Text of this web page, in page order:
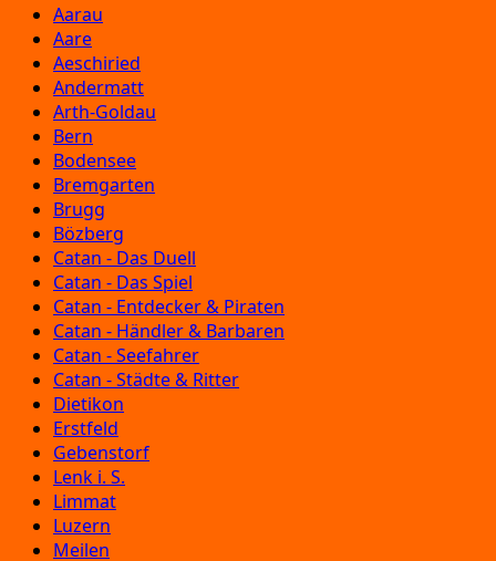
Aarau
Aare
Aeschiried
Andermatt
Arth-Goldau
Bern
Bodensee
Bremgarten
Brugg
Bözberg
Catan - Das Duell
Catan - Das Spiel
Catan - Entdecker & Piraten
Catan - Händler & Barbaren
Catan - Seefahrer
Catan - Städte & Ritter
Dietikon
Erstfeld
Gebenstorf
Lenk i. S.
Limmat
Luzern
Meilen